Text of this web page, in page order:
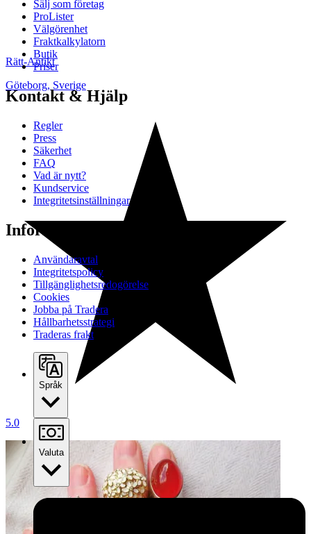
Rätt-Antikt
Göteborg, Sverige
5.0
Sälj som företag
ProLister
Välgörenhet
Fraktkalkylatorn
Butik
Priser
Kontakt & Hjälp
Regler
Press
Säkerhet
FAQ
Vad är nytt?
Kundservice
Integritetsinställningar
Information
Användaravtal
Integritetspolicy
Tillgänglighetsredogörelse
Cookies
Jobba på Tradera
Hållbarhetsstrategi
Traderas frakt
Språk
Valuta